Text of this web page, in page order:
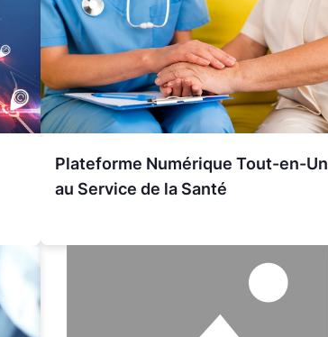
Plateforme Numérique Tout-en-Un
au Service de la Santé